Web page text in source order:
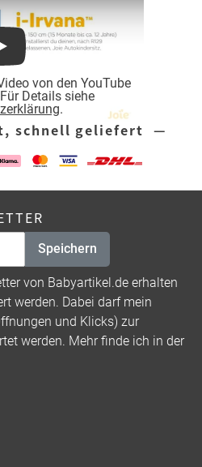
von den YouTube
Details siehe
.
schnell geliefert —
Speichern
von Babyartikel.de erhalten
werden. Dabei darf mein
und Klicks) zur
werden. Mehr finde ich in der